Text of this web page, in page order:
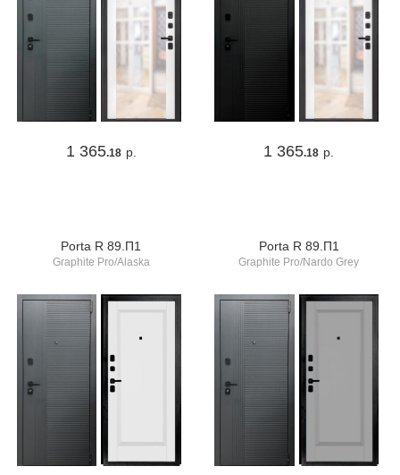
1 365.18 р. 1 365.18 р.
Porta R 89.П1
Graphite Pro/Alaska
Porta R 89.П1
Graphite Pro/Nardo Grey